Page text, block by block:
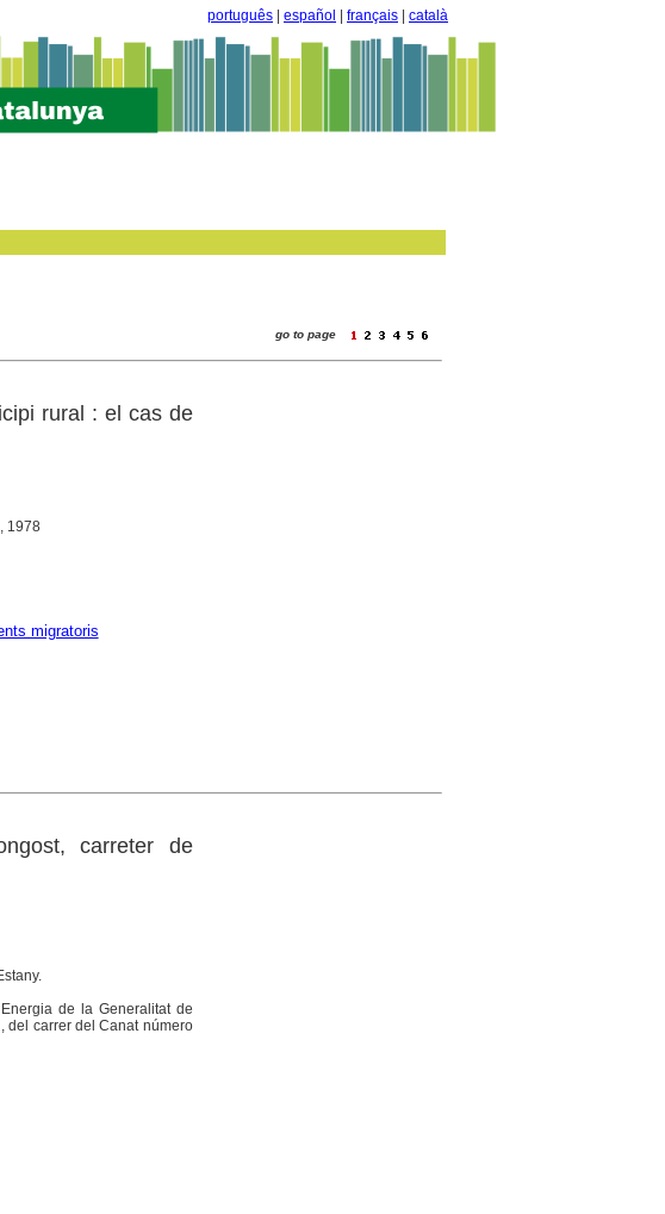
português español français català
go to page
rural : el cas de
1978
migratoris
carreter de
de la Generalitat de
del carrer del Canat número